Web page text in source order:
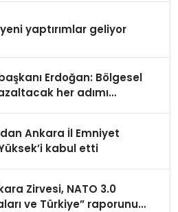
yaptırımlar geliyor
Erdoğan: Bölgesel
her adımı
Ankara İl Emniyet
kabul etti
Zirvesi, NATO 3.0
ve Türkiye” raporunu